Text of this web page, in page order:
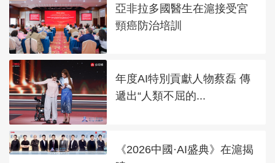
亞非拉多國醫生在滬接受宮
頸癌防治培訓
年度AI特別貢獻人物蔡磊 傳
遞出“人類不屈的...
《2026中國·AI盛典》在滬揭